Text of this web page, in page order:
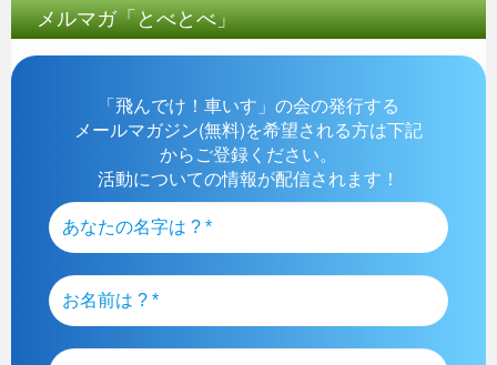
メルマガ「とべとべ」
「飛んでけ！車いす」の会の発行する
メールマガジン(無料)を希望される方は下記
からご登録ください。
活動についての情報が配信されます！